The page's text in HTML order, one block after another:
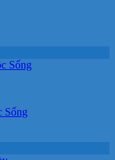
Sống